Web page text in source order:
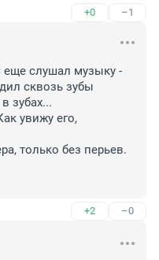
+0 –1
слушал музыку -
сквозь зубы
зубах...
увижу его,
только без перьев.
+2 –0